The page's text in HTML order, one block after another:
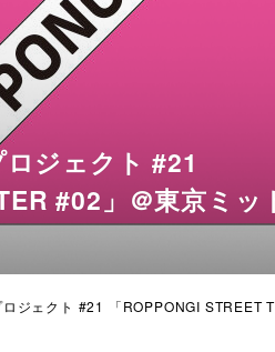
ジェクト #21
#02」＠東京ミッ
ジェクト #21 「ROPPONGI STREET